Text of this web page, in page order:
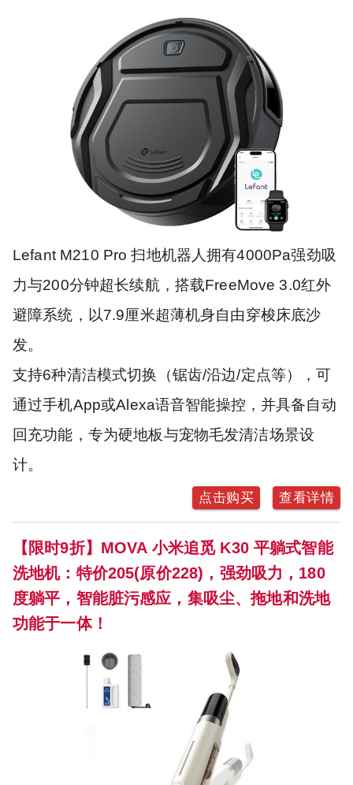
Lefant M210 Pro 扫地机器人拥有4000Pa强劲吸
力与200分钟超长续航，搭载FreeMove 3.0红外
避障系统，以7.9厘米超薄机身自由穿梭床底沙
发。
支持6种清洁模式切换（锯齿/沿边/定点等），可
通过手机App或Alexa语音智能操控，并具备自动
回充功能，专为硬地板与宠物毛发清洁场景设
计。
点击购买 查看详情
【限时9折】MOVA 小米追觅 K30 平躺式智能
洗地机：特价205(原价228)，强劲吸力，180
度躺平，智能脏污感应，集吸尘、拖地和洗地
功能于一体！